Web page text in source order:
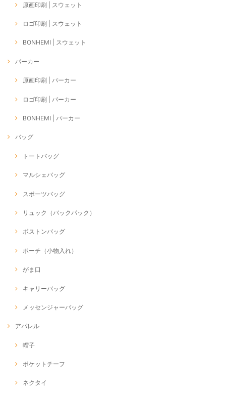
原画印刷 | スウェット
ロゴ印刷 | スウェット
BONHEMI | スウェット
パーカー
原画印刷 | パーカー
ロゴ印刷 | パーカー
BONHEMI | パーカー
バッグ
トートバッグ
マルシェバッグ
スポーツバッグ
リュック（バックパック）
ボストンバッグ
ポーチ（小物入れ）
がま口
キャリーバッグ
メッセンジャーバッグ
アパレル
帽子
ポケットチーフ
ネクタイ